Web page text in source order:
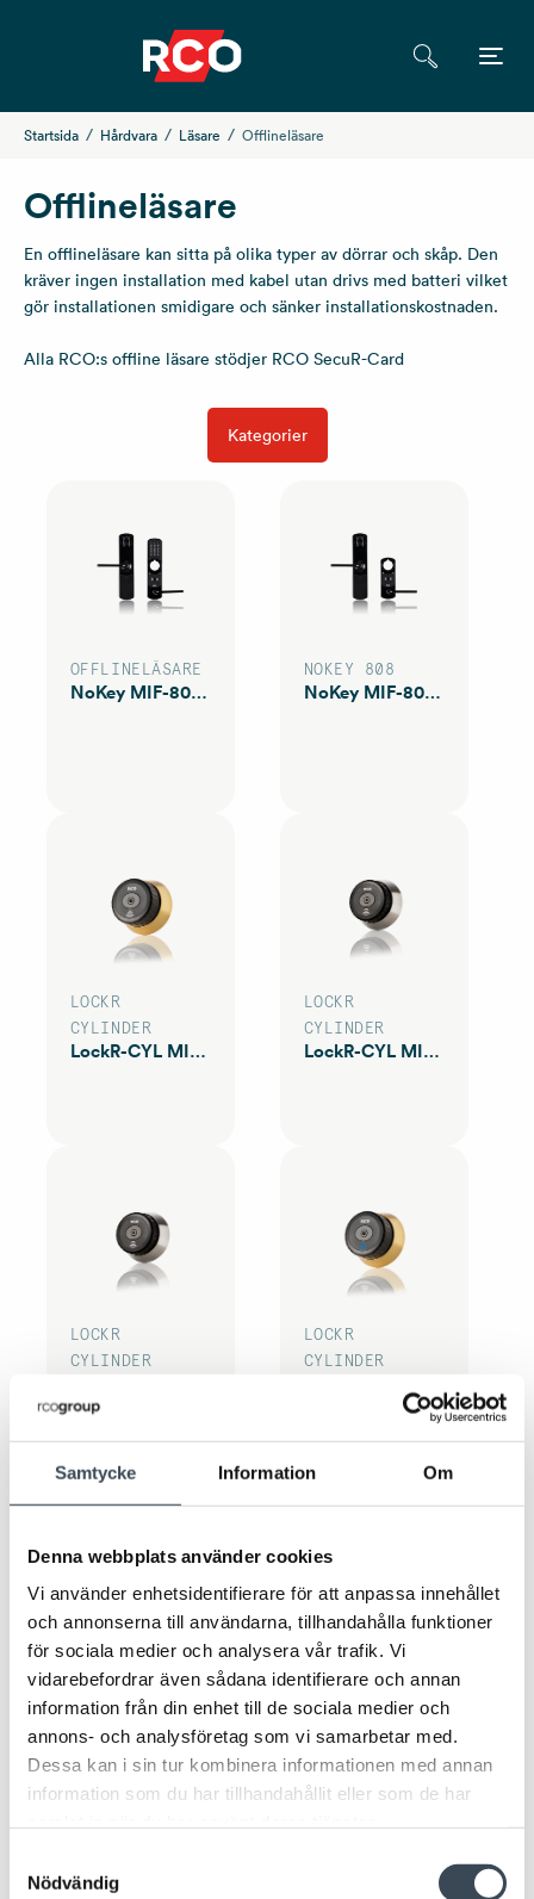
Samtycke Information Om
Denna webbplats använder cookies
Vi använder enhetsidentifierare för att anpassa innehållet
och annonserna till användarna, tillhandahålla funktioner
för sociala medier och analysera vår trafik. Vi
vidarebefordrar även sådana identifierare och annan
information från din enhet till de sociala medier och
annons- och analysföretag som vi samarbetar med.
Dessa kan i sin tur kombinera informationen med annan
information som du har tillhandahållit eller som de har
Nödvändig
Startsida Hårdvara Läsare Offlineläsare
Offlineläsare
En offlineläsare kan sitta på olika typer av dörrar och skåp. Den
kräver ingen installation med kabel utan drivs med batteri vilket
gör installationen smidigare och sänker installationskostnaden.
Alla RCO:s offline läsare stödjer RCO SecuR-Card
Kategorier
OFFLINELÄSARE
NoKey MIF-808 KS Gen2
NOKEY 808
NoKey MIF-808 S Gen2
LOCKR
CYLINDER
LockR-CYL MIF80AM
LOCKR
CYLINDER
LockR-CYL MIF80AS
LOCKR
CYLINDER
LOCKR
CYLINDER
LockR-CYL MIF83AS LockR-CYL MIF85A